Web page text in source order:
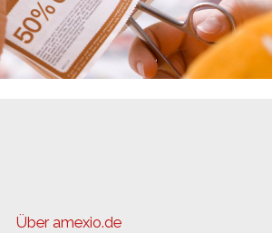
Über amexio.de